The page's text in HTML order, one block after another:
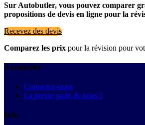
Sur Autobutler, vous pouvez comparer
propositions de devis en ligne pour la
Recevez des devis
Comparez les prix pour la révision pour
Autobutler
Contactez-nous
La presse parle de nous !
Info